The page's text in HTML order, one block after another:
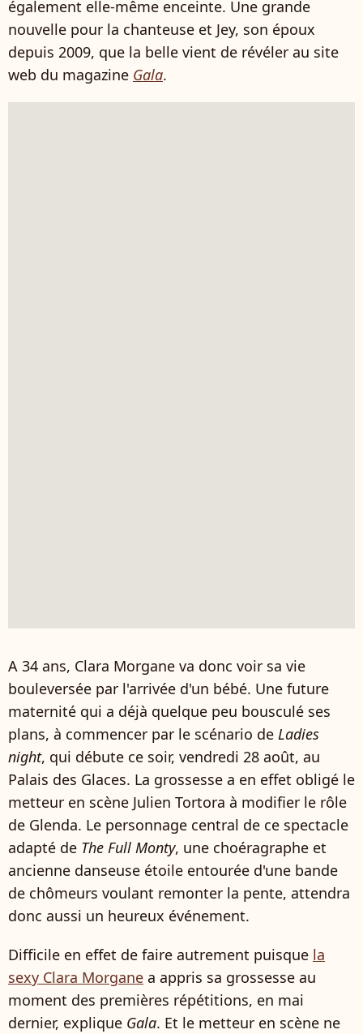
également elle-même enceinte. Une grande
nouvelle pour la chanteuse et Jey, son époux
depuis 2009, que la belle vient de révéler au site
web du magazine Gala.
A 34 ans, Clara Morgane va donc voir sa vie
bouleversée par l'arrivée d'un bébé. Une future
maternité qui a déjà quelque peu bousculé ses
plans, à commencer par le scénario de Ladies
night, qui débute ce soir, vendredi 28 août, au
Palais des Glaces. La grossesse a en effet obligé le
metteur en scène Julien Tortora à modifier le rôle
de Glenda. Le personnage central de ce spectacle
adapté de The Full Monty, une choéragraphe et
ancienne danseuse étoile entourée d'une bande
de chômeurs voulant remonter la pente, attendra
donc aussi un heureux événement.
Difficile en effet de faire autrement puisque la
sexy Clara Morgane a appris sa grossesse au
moment des premières répétitions, en mai
dernier, explique Gala. Et le metteur en scène ne